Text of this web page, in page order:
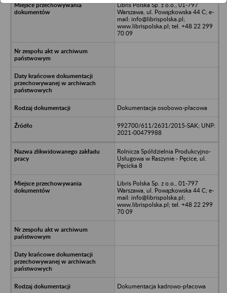
Libris Polska Sp. z o.o., 01-797
Warszawa, ul. Powązkowska 44 C; e-
mail: info@librispolska.pl;
www.librispolska.pl; tel. +48 22 299
70 09
Dokumentacja osobowo-płacowa
992700/611/2631/2015-SAK; UNP:
2021-00479988
Rolnicza Spółdzielnia Produkcyjno-
Usługowa w Raszynie - Pęcice, ul.
Pęcicka 8
Libris Polska Sp. z o.o., 01-797
Warszawa, ul. Powązkowska 44 C; e-
mail: info@librispolska.pl;
www.librispolska.pl; tel. +48 22 299
70 09
Dokumentacja kadrowo-płacowa